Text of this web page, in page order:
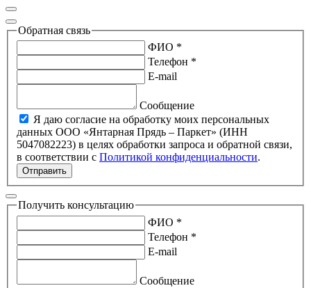
Обратная связь
ФИО *
Телефон *
E-mail
Сообщение
Я даю согласие на обработку моих персональных
данных ООО «Янтарная Прядь – Паркет» (ИНН
5047082223) в целях обработки запроса и обратной связи,
в соответствии с Политикой конфиденциальности.
Отправить
Получить консультацию
ФИО *
Телефон *
E-mail
Сообщение